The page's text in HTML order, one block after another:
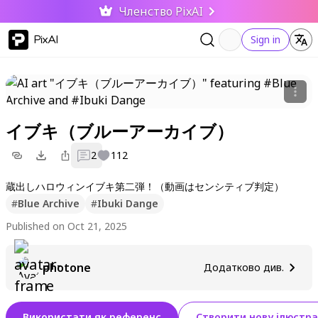
Членство PixAI
PixAI Sign in
イブキ（ブルーアーカイブ）
2 112
蔵出しハロウィンイブキ第二弾！（動画はセンシティブ判定）
#Blue Archive #Ibuki Dange
Published on Oct 21, 2025
photone Додатково див.